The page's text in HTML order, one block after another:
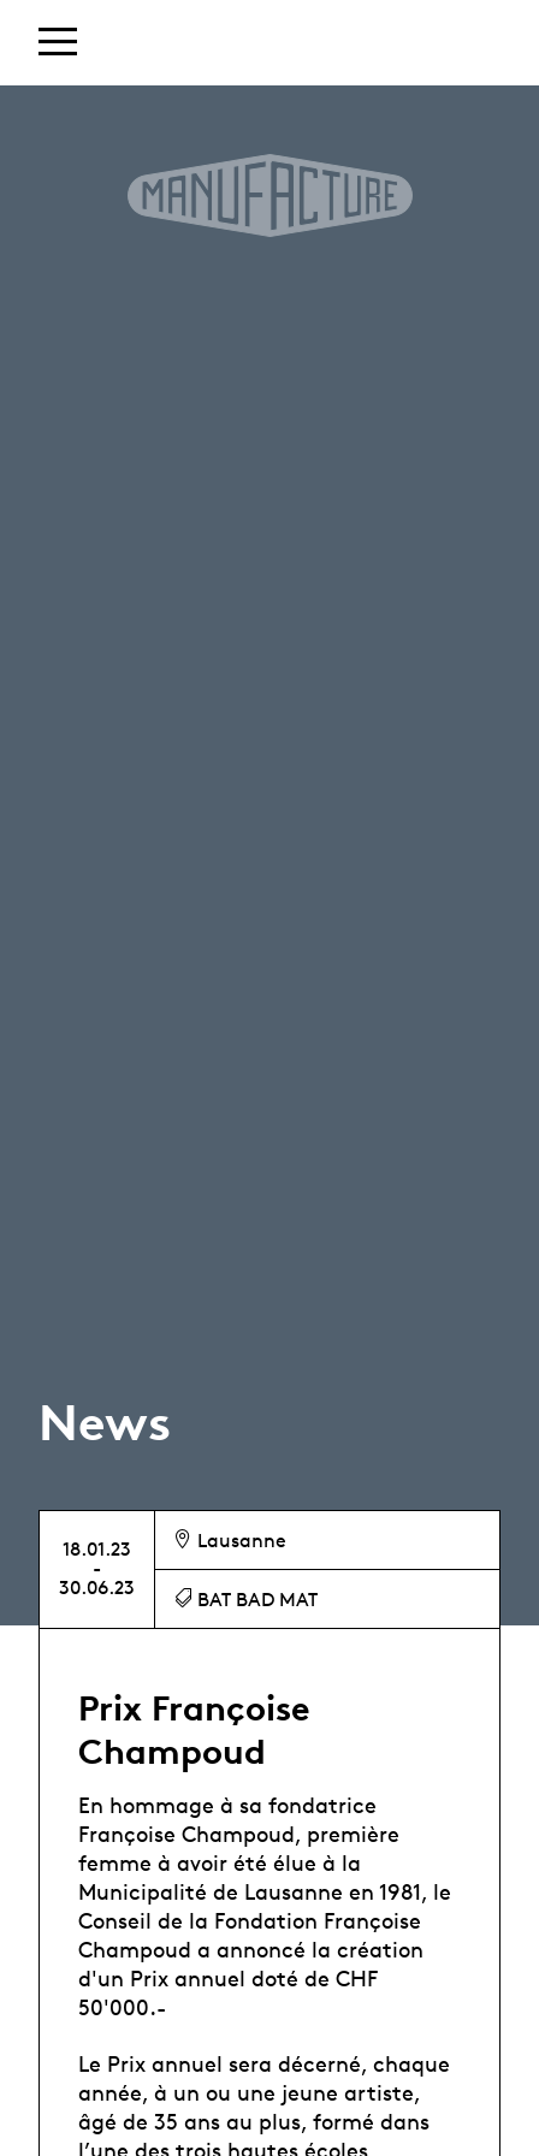
News
18.01.23
-
30.06.23
Lausanne
BAT BAD MAT
Prix Françoise
Champoud
En hommage à sa fondatrice
Françoise Champoud, première
femme à avoir été élue à la
Municipalité de Lausanne en 1981, le
Conseil de la Fondation Françoise
Champoud a annoncé la création
d'un Prix annuel doté de CHF
50'000.-
Le Prix annuel sera décerné, chaque
année, à un ou une jeune artiste,
âgé de 35 ans au plus, formé dans
l’une des trois hautes écoles